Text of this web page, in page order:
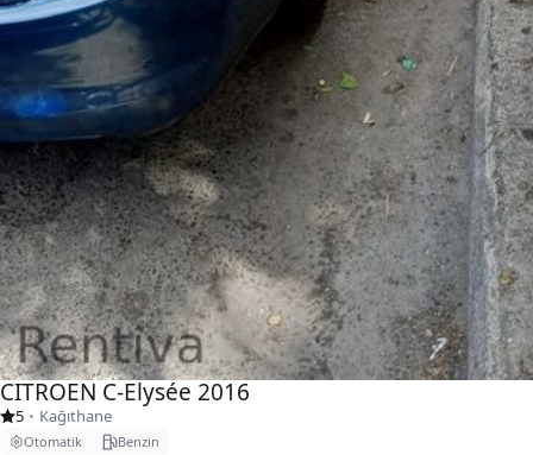
CITROEN C-Elysée 2016
5 • Kağıthane
Otomatik Benzin